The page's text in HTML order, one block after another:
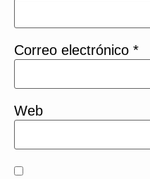
Correo electrónico *
Web